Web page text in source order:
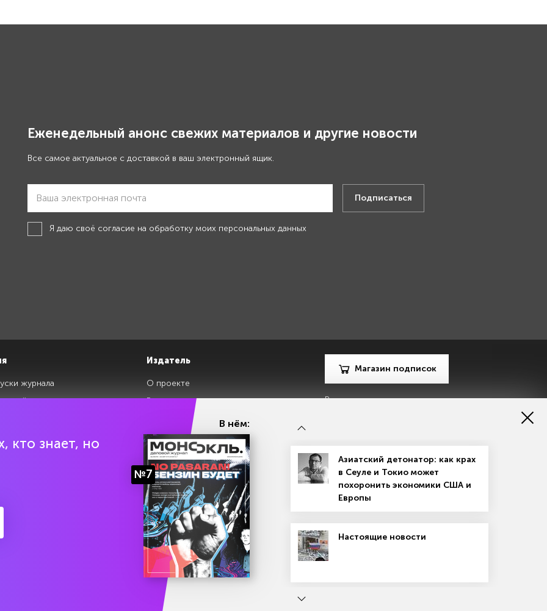
Еженедельный анонс свежих материалов и другие новости
Все самое актуальное с доставкой в ваш электронный ящик.
Подписаться
Я даю своё согласие на обработку моих персональных данных
журнала
Издатель
О проекте
Редакция
Контакты
Магазин подписок
Рекламодателям
Эл № ФС77-87108 от 26 марта 2024 г. Выдано Федеральной службой по надзору в сфере массовых коммуникаций, связи и охраны
Политика конфиденциальности Условия использования материалов
На информационном ресурсе применяются рекомендательные технологии
подписки бесплатно
кто знает, но
В нём:
№7
Азиатский детонатор: как крах
в Сеуле и Токио может
похоронить экономики США и
Европы
Настоящие новости